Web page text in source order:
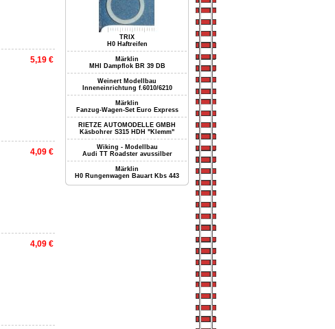
5,19 €
4,09 €
4,09 €
TRIX
H0 Haftreifen
Märklin
MHI Dampflok BR 39 DB
Weinert Modellbau
Inneneinrichtung f.6010/6210
Märklin
Fanzug-Wagen-Set Euro Express
RIETZE AUTOMODELLE GMBH
Käsbohrer S315 HDH "Klemm"
Wiking - Modellbau
Audi TT Roadster avussilber
Märklin
H0 Rungenwagen Bauart Kbs 443